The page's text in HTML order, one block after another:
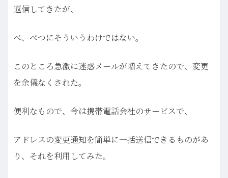
返信してきたが、
べ、べつにそういうわけではない。
このところ急激に迷惑メールが増えてきたので、変更
を余儀なくされた。
便利なもので、今は携帯電話会社のサービスで、
アドレスの変更通知を簡単に一括送信できるものがあ
り、それを利用してみた。